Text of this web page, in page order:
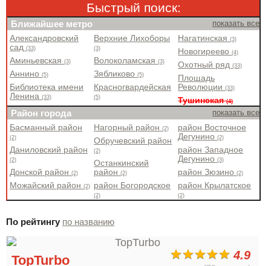
Быстрый поиск:
Ближайшее метро показать все
Александровский
сад(33)
Аминьевская(3)
Аннино(5)
Библиотека имени
Ленина(33)
Верхние Лихоборы
(3)
Волоколамская(3)
Зябликово(5)
Красногвардейская
(5)
Нагатинская(3)
Новогиреево(4)
Охотный ряд(33)
Площадь
Революции(33)
Тушинская(4)
Район города показать все
Басманный район
(2)
Даниловский район
(2)
Донской район(2)
Можайский район(2)
Нагорный район(2)
Обручевский район
(2)
Останкинский
район(2)
район Богородское
(2)
район Восточное
Дегунино(2)
район Западное
Дегунино(3)
район Зюзино(2)
район Крылатское
(2)
По рейтингу по названию
4.9
TopTurbo